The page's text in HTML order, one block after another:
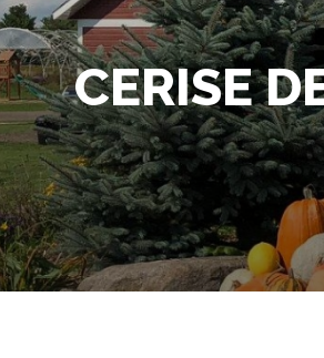
CERISE